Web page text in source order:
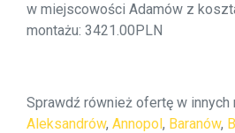
w miejscowości Adamów z
montażu: 3421.00PLN
Sprawdź również ofertę w innych
Aleksandrów, Annopol, Baranów,